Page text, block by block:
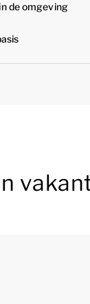
de omgeving